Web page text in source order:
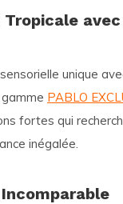
avec
unique
PABLO
fortes qui
inégalée.